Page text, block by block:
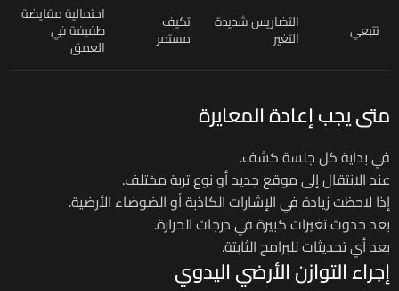
تتبعي التضاريس شديدة
التغير
تكيف
مستمر
احتمالية مقايضة
طفيفة في
العمق
متى يجب إعادة المعايرة
في بداية كل جلسة كشف.
عند الانتقال إلى موقع جديد أو نوع تربة مختلف.
إذا لاحظت زيادة في الإشارات الكاذبة أو الضوضاء الأرضية.
بعد حدوث تغيرات كبيرة في درجات الحرارة.
بعد أي تحديثات للبرامج الثابتة.
إجراء التوازن الأرضي اليدوي